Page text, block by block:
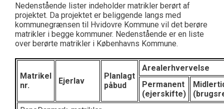
Nedenstående lister indeholder matrikler berørt af
projektet. Da projektet er beliggende langs med
kommunegrænsen til Hvidovre Kommune vil det berøre
matrikler i begge kommuner. Nedenstående er en liste
over berørte matrikler i Københavns Kommune.
Matrikel
nr.
Ejerlav
Planlagt
påbud
Arealerhvervelse
Permanent
(ejerskifte)